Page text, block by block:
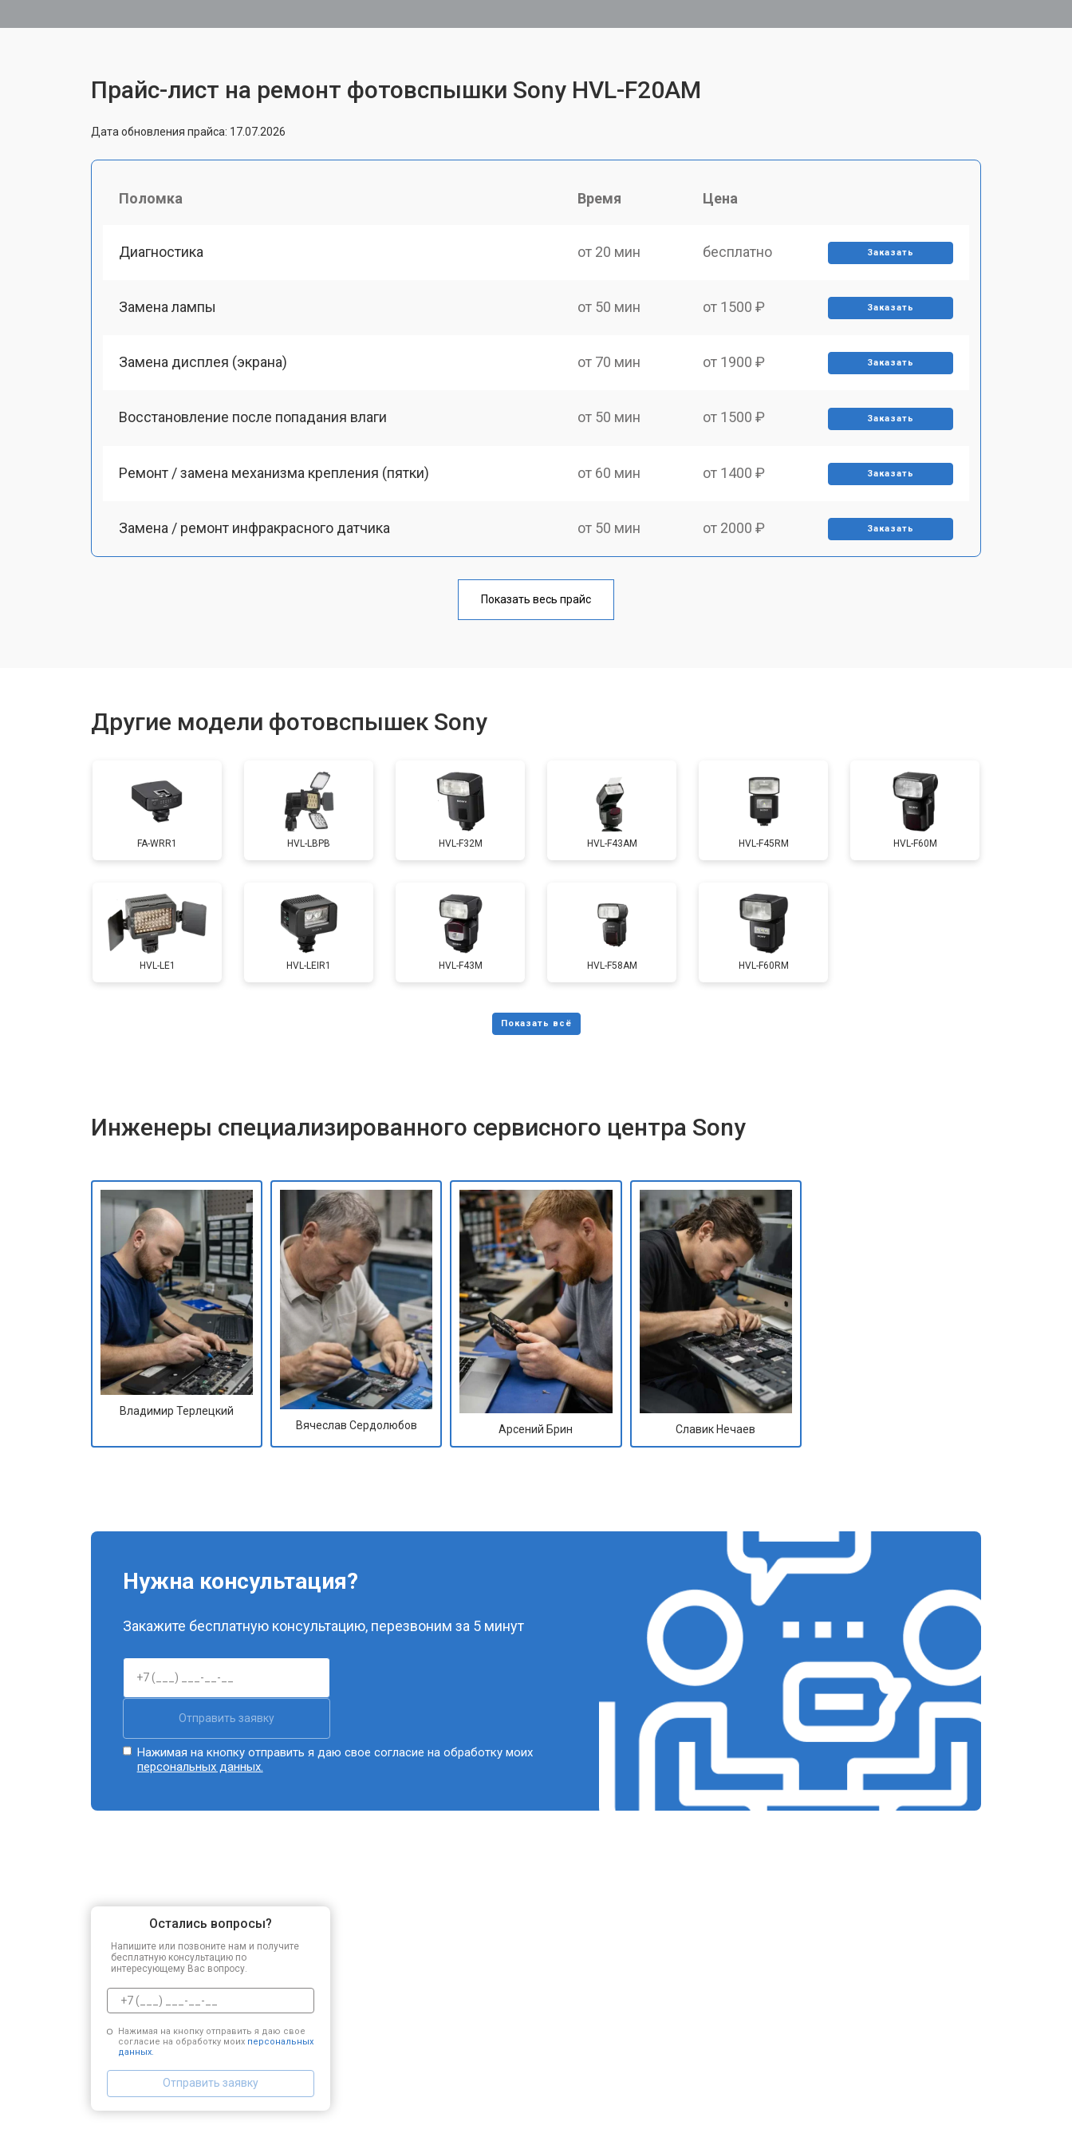
Прайс-лист на ремонт фотовспышки Sony HVL-F20AM
Дата обновления прайса: 17.07.2026
Поломка Время Цена
Диагностика от 20 мин бесплатно Заказать
Замена лампы от 50 мин от 1500 ₽ Заказать
Замена дисплея (экрана) от 70 мин от 1900 ₽ Заказать
Восстановление после попадания влаги от 50 мин от 1500 ₽ Заказать
Ремонт / замена механизма крепления (пятки) от 60 мин от 1400 ₽ Заказать
Замена / ремонт инфракрасного датчика от 50 мин от 2000 ₽ Заказать
от 70 мин
Показать весь прайс
Другие модели фотовспышек Sony
FA-WRR1 HVL-LBPB HVL-F32M HVL-F43AM HVL-F45RM HVL-F60M
HVL-LE1 HVL-LEIR1 HVL-F43M HVL-F58AM HVL-F60RM
Инженеры специализированного сервисного центра Sony
Владимир Терлецкий
Вячеслав Сердолюбов
Арсений Брин Славик Нечаев
Нужна консультация?
Закажите бесплатную консультацию, перезвоним за 5 минут
Отправить заявку
Нажимая на кнопку отправить я даю свое согласие на обработку моих
персональных данных.
Остались вопросы?
Напишите или позвоните нам и получите
бесплатную консультацию по
интересующему Вас вопросу.
Нажимая на кнопку отправить я даю свое
согласие на обработку моих персональных
данных.
Отправить заявку